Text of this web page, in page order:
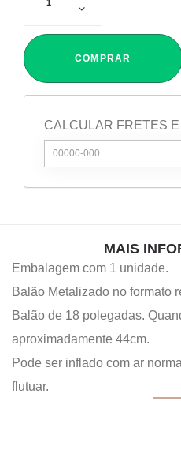
COMPRAR
CALCULAR FRETES
MAIS
Embalagem com 1 unidade.
Balão Metalizado no formato
Balão de 18 polegadas.
aproximadamente 44cm.
Pode ser inflado com ar
flutuar.